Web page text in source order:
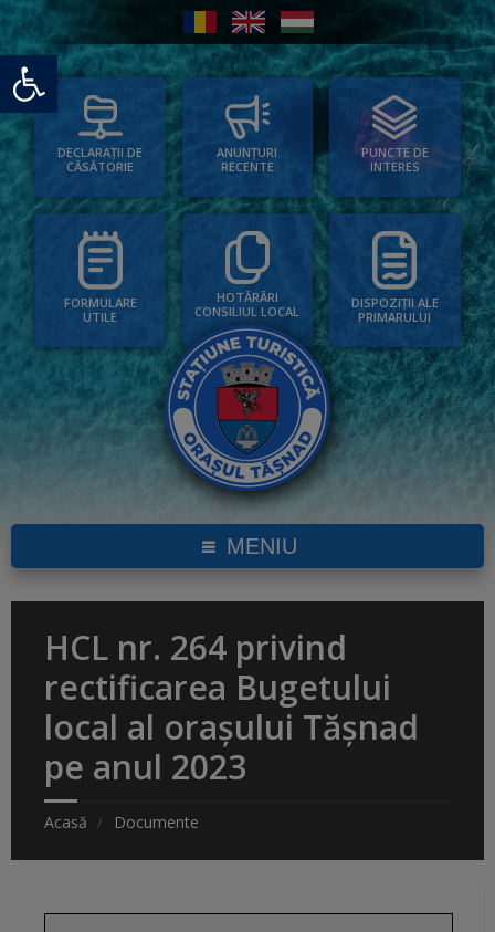
Deschide bara de unelte
DECLARAȚII DE
CĂSĂTORIE
ANUNȚURI
RECENTE
PUNCTE DE
INTERES
FORMULARE
UTILE
HOTĂRÂRI
CONSILIUL LOCAL
DISPOZIȚII ALE
PRIMARULUI
MENIU
HCL nr. 264 privind
rectificarea Bugetului
local al orașului Tășnad
pe anul 2023
Acasă Documente